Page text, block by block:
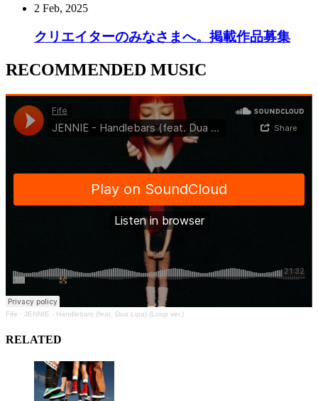
2 Feb, 2025
クリエイターのみなさまへ。掲載作品募集
RECOMMENDED MUSIC
Fife · JENNIE - Handlebars (feat. Dua Lipa) (Loop ver.)
RELATED